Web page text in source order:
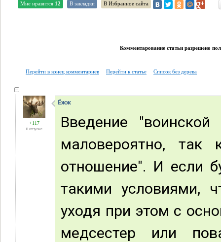
Мне нравится 12 В закладки В Избранное сайта
Комментарование статьи разрешено
Перейти в конец комментариев Перейти к статье Список без дерева
+117
В отпуске
Ёжж
Введение
маловероятно,
отношение". И если
такими условиями,
уходя при этом с
медсестер или